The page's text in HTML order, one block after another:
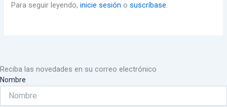
Para seguir leyendo,inicie sesión osuscríbase.
Reciba las novedades en su correo electrónico
Nombre